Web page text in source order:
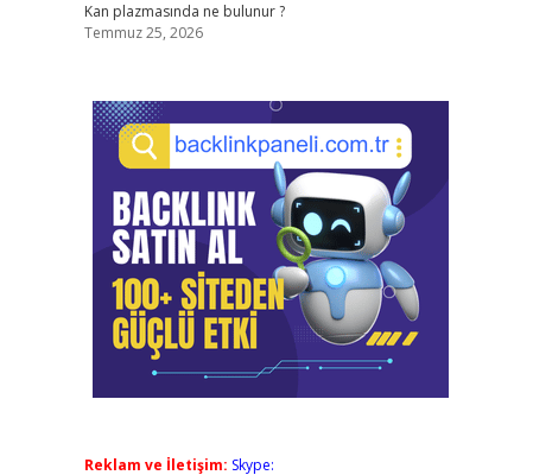
Kan plazmasında ne bulunur ?
Temmuz 25, 2026
Reklam ve İletişim: Skype: